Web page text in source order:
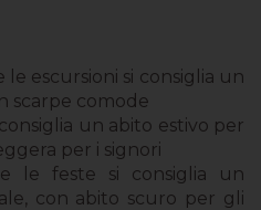
escursioni si consiglia un
scarpe comode
un abito estivo per
per i signori
le feste si consiglia un
con abito scuro per gli